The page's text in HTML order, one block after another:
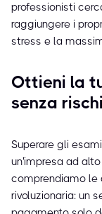
professionisti
raggiungere i
stress e la
Ottieni la
senza
Superare gli
un'impresa ad
comprendiamo le
rivoluzionaria: un